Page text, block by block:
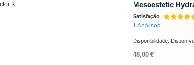
Mesoestetic
Satisfação
1 Análises
Disponibilidade:
48,00 €